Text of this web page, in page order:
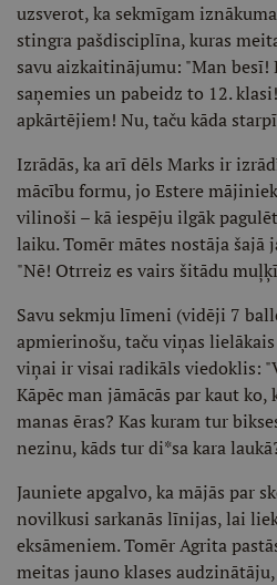
uzsverot, ka sekmīgam
stingra pašdisciplīna, kuras
savu aizkaitinājumu: "Man besī!
saņemies un pabeidz to 12.
apkārtējiem! Nu, taču kāda
Izrādās, ka arī dēls Marks ir
mācību formu, jo Estere
vilinoši – kā iespēju ilgāk
laiku. Tomēr mātes nostāja šajā
"Nē! Otrreiz es vairs šitādu
Savu sekmju līmeni (vidēji 7
apmierinošu, taču viņas
viņai ir visai radikāls viedoklis:
Kāpēc man jāmācās par kaut
manas ēras? Kas kuram tur
nezinu, kāds tur di*sa kara
Jauniete apgalvo, ka mājās par
novilkusi sarkanās līnijas, lai
eksāmeniem. Tomēr Agrita
meitas jauno klases